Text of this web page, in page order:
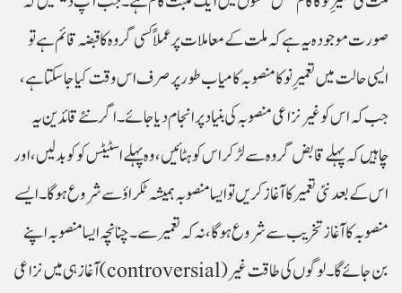
صورت موجودہ یہ ہے کہ ملت کے معاملات پر عملاً کسی گروہ کا قبضہ قائم ہے تو
ایسی حالت میں تعمیرِنو کا منصوبہ کامیاب طور پر صرف اس وقت کیا جاسکتا ہے،
جب کہ اس کو غیر نزاعی منصوبہ کی بنیاد پر انجام دیا جائے۔ اگر نئے قائدین یہ
چاہیں کہ پہلے قابض گروہ سےلڑ کر اس کو ہٹائیں، وہ پہلے اسٹیٹس کو کو بدلیں، اور
اس کے بعد نئی تعمیر کا آغاز کریں تو ایسا منصوبہ ہمیشہ ٹکراؤ سے شروع ہوگا۔ ایسے
منصوبہ کا آغاز تخریب سے شروع ہوگا، نہ کہ تعمیر سے۔ چنانچہ ایسا منصوبہ اپنے
آغاز ہی میں نزاعی (controversial) بن جائے گا۔ لوگوں کی طاقت غیر